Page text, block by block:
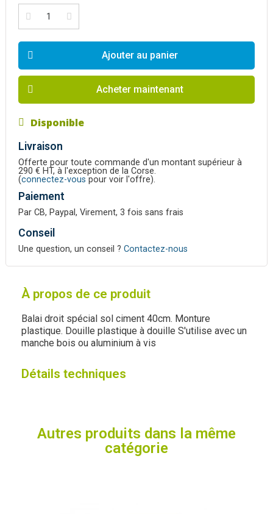
Ajouter au panier
Acheter maintenant
Disponible
Livraison
Offerte pour toute commande d'un montant supérieur à
290 € HT, à l'exception de la Corse.
(connectez-vous pour voir l'offre).
Paiement
Par CB, Paypal, Virement, 3 fois sans frais
Conseil
Une question, un conseil ? Contactez-nous
À propos de ce produit
Balai droit spécial sol ciment 40cm. Monture
plastique. Douille plastique à douille S'utilise avec un
manche bois ou aluminium à vis
Détails techniques
Autres produits dans la même
catégorie